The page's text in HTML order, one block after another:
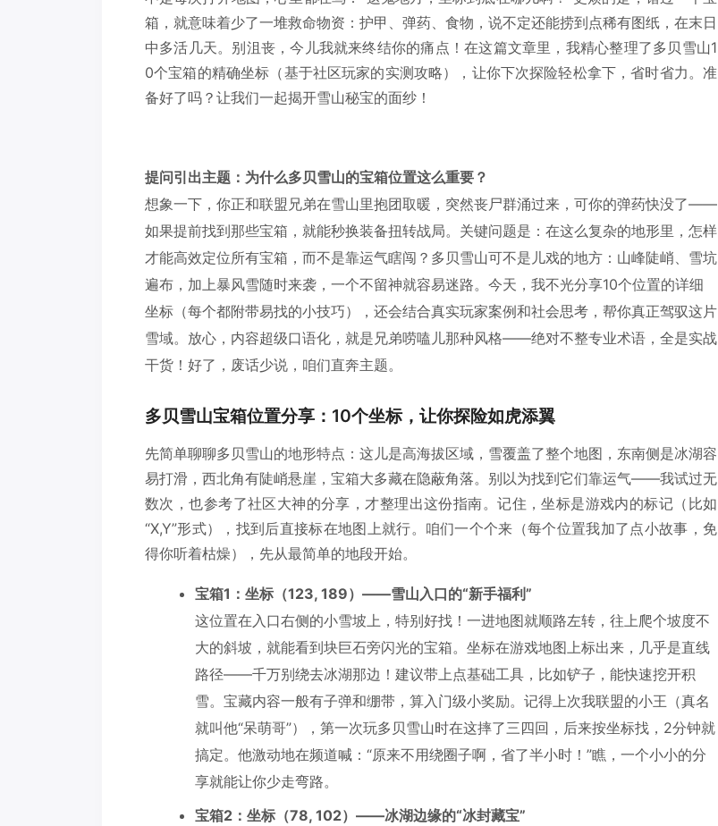
箱，就意味着少了一堆救命物资：护甲、弹药、食物，说不定还能捞到点稀有图纸，在末日
中多活几天。别沮丧，今儿我就来终结你的痛点！在这篇文章里，我精心整理了多贝雪山1
0个宝箱的精确坐标（基于社区玩家的实测攻略），让你下次探险轻松拿下，省时省力。准
备好了吗？让我们一起揭开雪山秘宝的面纱！
提问引出主题：为什么多贝雪山的宝箱位置这么重要？
想象一下，你正和联盟兄弟在雪山里抱团取暖，突然丧尸群涌过来，可你的弹药快没了——
如果提前找到那些宝箱，就能秒换装备扭转战局。关键问题是：在这么复杂的地形里，怎样
才能高效定位所有宝箱，而不是靠运气瞎闯？多贝雪山可不是儿戏的地方：山峰陡峭、雪坑
遍布，加上暴风雪随时来袭，一个不留神就容易迷路。今天，我不光分享10个位置的详细
坐标（每个都附带易找的小技巧），还会结合真实玩家案例和社会思考，帮你真正驾驭这片
雪域。放心，内容超级口语化，就是兄弟唠嗑儿那种风格——绝对不整专业术语，全是实战
干货！好了，废话少说，咱们直奔主题。
多贝雪山宝箱位置分享：10个坐标，让你探险如虎添翼
先简单聊聊多贝雪山的地形特点：这儿是高海拔区域，雪覆盖了整个地图，东南侧是冰湖容
易打滑，西北角有陡峭悬崖，宝箱大多藏在隐蔽角落。别以为找到它们靠运气——我试过无
数次，也参考了社区大神的分享，才整理出这份指南。记住，坐标是游戏内的标记（比如
“X,Y”形式），找到后直接标在地图上就行。咱们一个个来（每个位置我加了点小故事，免
得你听着枯燥），先从最简单的地段开始。
宝箱1：坐标（123, 189）——雪山入口的“新手福利”
这位置在入口右侧的小雪坡上，特别好找！一进地图就顺路左转，往上爬个坡度不
大的斜坡，就能看到块巨石旁闪光的宝箱。坐标在游戏地图上标出来，几乎是直线
路径——千万别绕去冰湖那边！建议带上点基础工具，比如铲子，能快速挖开积
雪。宝藏内容一般有子弹和绷带，算入门级小奖励。记得上次我联盟的小王（真名
就叫他“呆萌哥”），第一次玩多贝雪山时在这摔了三四回，后来按坐标找，2分钟就
搞定。他激动地在频道喊：“原来不用绕圈子啊，省了半小时！”瞧，一个小小的分
享就能让你少走弯路。
宝箱2：坐标（78, 102）——冰湖边缘的“冰封藏宝”